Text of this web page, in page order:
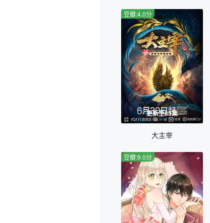
更新至83集
豆瓣:4.0分
大主宰
豆瓣:9.0分